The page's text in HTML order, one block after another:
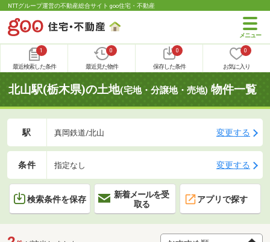
NTTグループ運営の不動産総合サイト goo住宅・不動産
1
最近検索した条件
0
最近見た物件
0
保存した条件
0
お気に入り
北山駅(栃木県)の土地(宅地・分譲地・売地) 物件一覧
駅 真岡鉄道/北山 変更する
条件 指定なし 変更する
検索条件を保存
新着メールを受
取る
アプリで探す